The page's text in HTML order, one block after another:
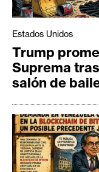
Estados Unidos
Trump
Suprema
salón de